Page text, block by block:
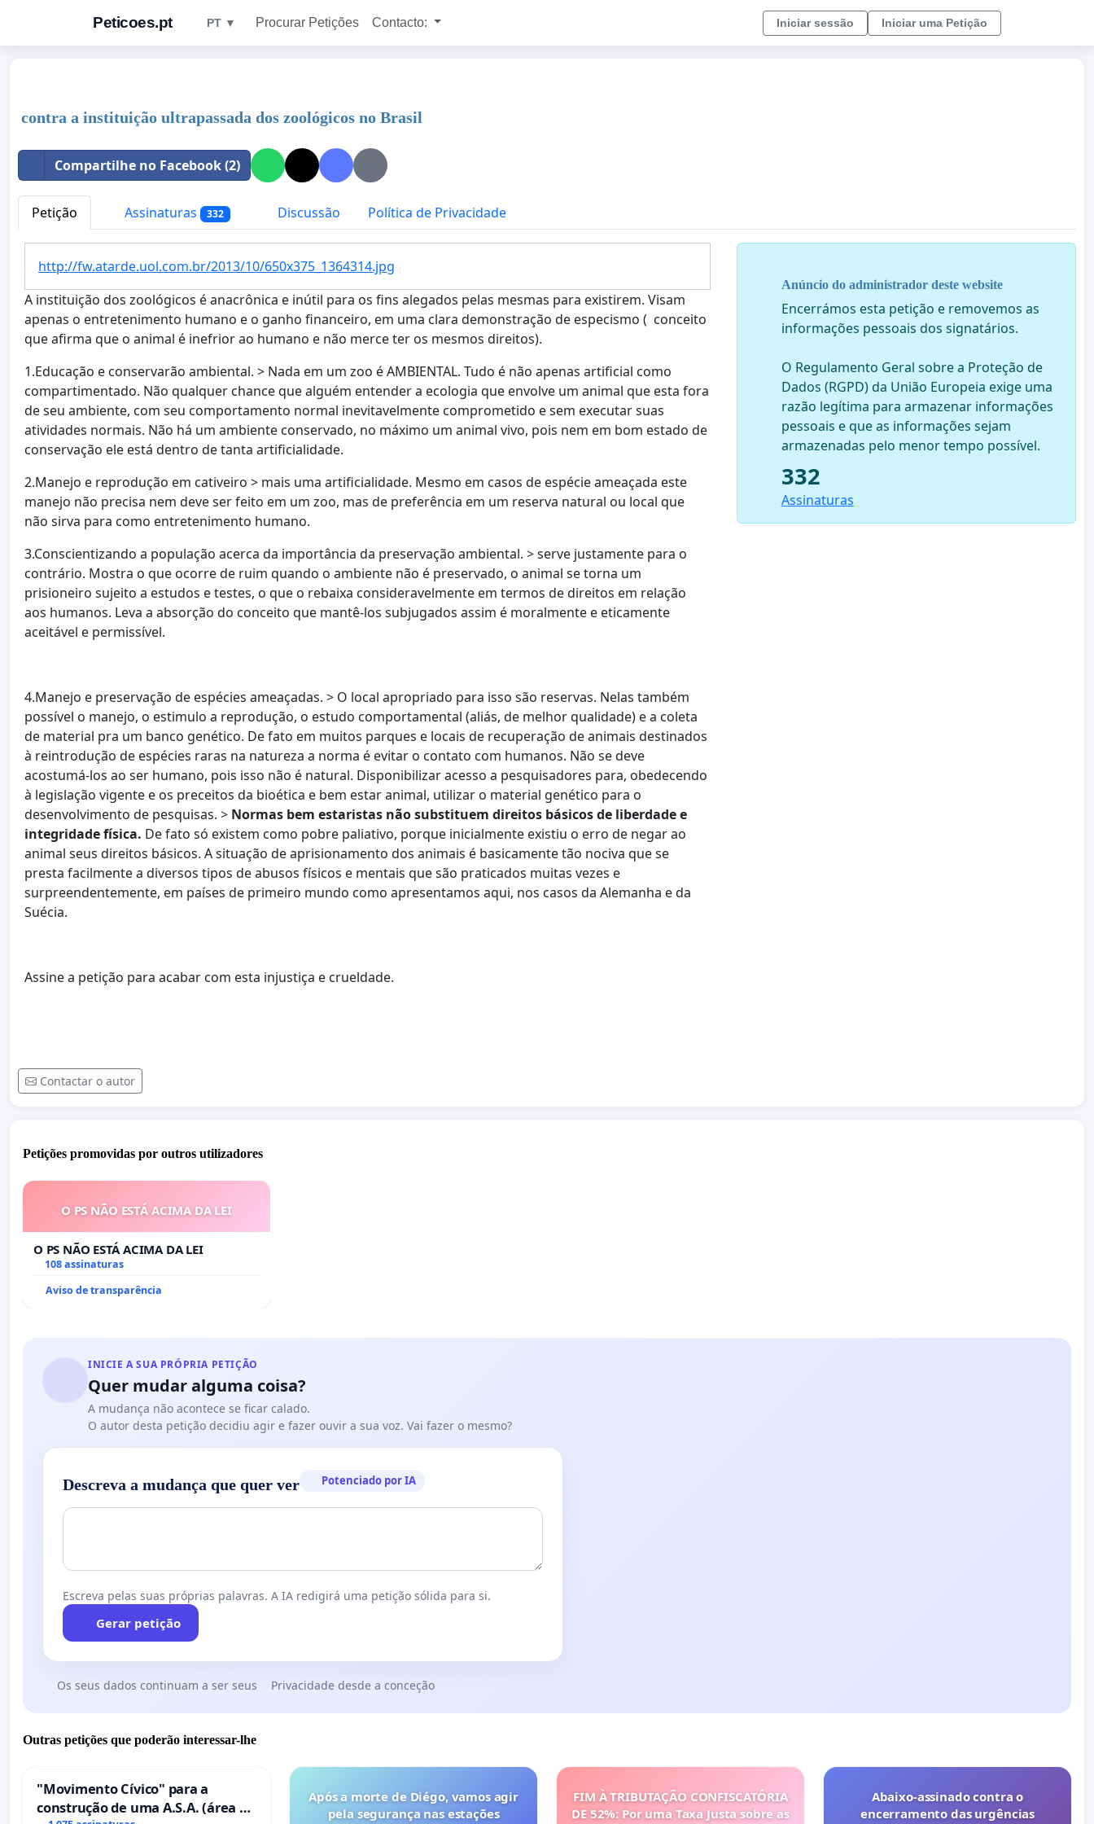
Peticoes.pt PT ▼ Procurar Petições Contacto: Iniciar sessão Iniciar uma Petição
contra a instituição ultrapassada dos zoológicos no Brasil
Compartilhe no Facebook (2)
Petição Assinaturas 332 Discussão Política de Privacidade
http://fw.atarde.uol.com.br/2013/10/650x375_1364314.jpg
A instituição dos zoológicos é anacrônica e inútil para os fins alegados pelas mesmas para existirem. Visam
apenas o entretenimento humano e o ganho financeiro, em uma clara demonstração de especismo ( conceito
que afirma que o animal é inefrior ao humano e não merce ter os mesmos direitos).
1.Educação e conservarão ambiental. > Nada em um zoo é AMBIENTAL. Tudo é não apenas artificial como
compartimentado. Não qualquer chance que alguém entender a ecologia que envolve um animal que esta fora
de seu ambiente, com seu comportamento normal inevitavelmente comprometido e sem executar suas
atividades normais. Não há um ambiente conservado, no máximo um animal vivo, pois nem em bom estado de
conservação ele está dentro de tanta artificialidade.
2.Manejo e reprodução em cativeiro > mais uma artificialidade. Mesmo em casos de espécie ameaçada este
manejo não precisa nem deve ser feito em um zoo, mas de preferência em um reserva natural ou local que
não sirva para como entretenimento humano.
3.Conscientizando a população acerca da importância da preservação ambiental. > serve justamente para o
contrário. Mostra o que ocorre de ruim quando o ambiente não é preservado, o animal se torna um
prisioneiro sujeito a estudos e testes, o que o rebaixa consideravelmente em termos de direitos em relação
aos humanos. Leva a absorção do conceito que mantê-los subjugados assim é moralmente e eticamente
aceitável e permissível.
4.Manejo e preservação de espécies ameaçadas. > O local apropriado para isso são reservas. Nelas também
possível o manejo, o estimulo a reprodução, o estudo comportamental (aliás, de melhor qualidade) e a coleta
de material pra um banco genético. De fato em muitos parques e locais de recuperação de animais destinados
à reintrodução de espécies raras na natureza a norma é evitar o contato com humanos. Não se deve
acostumá-los ao ser humano, pois isso não é natural. Disponibilizar acesso a pesquisadores para, obedecendo
à legislação vigente e os preceitos da bioética e bem estar animal, utilizar o material genético para o
desenvolvimento de pesquisas. > Normas bem estaristas não substituem direitos básicos de liberdade e
integridade física. De fato só existem como pobre paliativo, porque inicialmente existiu o erro de negar ao
animal seus direitos básicos. A situação de aprisionamento dos animais é basicamente tão nociva que se
presta facilmente a diversos tipos de abusos físicos e mentais que são praticados muitas vezes e
surpreendentemente, em países de primeiro mundo como apresentamos aqui, nos casos da Alemanha e da
Suécia.
Assine a petição para acabar com esta injustiça e crueldade.
Contactar o autor
Anúncio do administrador deste website
Encerrámos esta petição e removemos as
informações pessoais dos signatários.
O Regulamento Geral sobre a Proteção de
Dados (RGPD) da União Europeia exige uma
razão legítima para armazenar informações
pessoais e que as informações sejam
armazenadas pelo menor tempo possível.
332
Assinaturas
Petições promovidas por outros utilizadores
O PS NÃO ESTÁ ACIMA DA LEI
O PS NÃO ESTÁ ACIMA DA LEI
108 assinaturas
Aviso de transparência
INICIE A SUA PRÓPRIA PETIÇÃO
Quer mudar alguma coisa?
A mudança não acontece se ficar calado.
O autor desta petição decidiu agir e fazer ouvir a sua voz. Vai fazer o mesmo?
Descreva a mudança que quer ver Potenciado por IA
Escreva pelas suas próprias palavras. A IA redigirá uma petição sólida para si.
Gerar petição
Os seus dados continuam a ser seus Privacidade desde a conceção
Outras petições que poderão interessar-lhe
"Movimento Cívico" para a
construção de uma A.S.A. (área de
Após a morte de Diégo, vamos agir
pela segurança nas estações
FIM À TRIBUTAÇÃO CONFISCATÓRIA
DE 52%: Por uma Taxa Justa sobre as
Abaixo-assinado contra o
encerramento das urgências